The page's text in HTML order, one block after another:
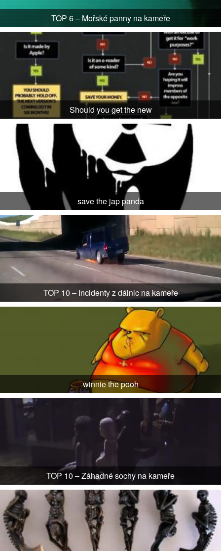
TOP 6 – Mořské panny na kameře
Should you get the new
save the jap panda
TOP 10 – Incidenty z dálnic na kameře
winnie the pooh
TOP 10 – Záhadné sochy na kameře